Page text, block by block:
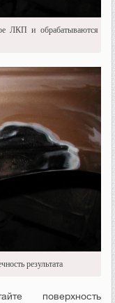
ЛКП и обрабатываются
результата
поверхность